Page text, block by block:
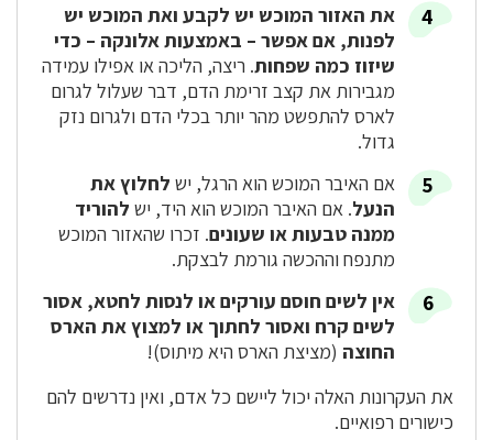
את האזור המוכש יש לקבע ואת המוכש יש
לפנות, אם אפשר – באמצעות אלונקה – כדי
שיזוז כמה שפחות. ריצה, הליכה או אפילו עמידה
מגבירות את קצב זרימת הדם, דבר שעלול לגרום
לארס להתפשט מהר יותר בכלי הדם ולגרום נזק
גדול.
אם האיבר המוכש הוא הרגל, יש לחלוץ את
הנעל. אם האיבר המוכש הוא היד, יש להוריד
ממנה טבעות או שעונים. זכרו שהאזור המוכש
מתנפח וההכשה גורמת לבצקת.
אין לשים חוסם עורקים או לנסות לחטא, אסור
לשים קרח ואסור לחתוך או למצוץ את הארס
החוצה (מציצת הארס היא מיתוס)!
את העקרונות האלה יכול ליישם כל אדם, ואין נדרשים להם
כישורים רפואיים.